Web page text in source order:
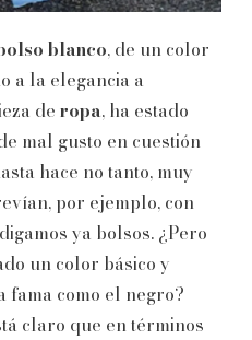
blanco, de un color
a la elegancia a
de ropa, ha estado
mal gusto en cuestión
hace no tanto, muy
por ejemplo, con
ya bolsos. ¿Pero
un color básico y
fama como el negro?
claro que en términos